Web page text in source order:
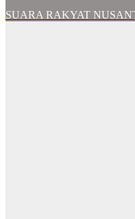
SUARA RAKYAT